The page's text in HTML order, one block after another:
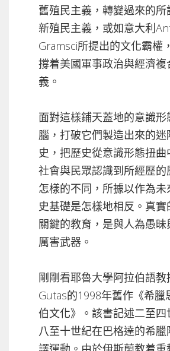
舊殖民主義，轉變過來的所
新殖民主義，或如意大利
Gramsci所提出的文化霸權
撐着美國軍事政治與經濟複
義。
面對這樣鋪天蓋地的意識
腦，打破它們製造出來的迷
史，把歷史從意識形態扭
社會與民眾認識到所經歷的
怎樣的不同，所據以作為未
史基礎是怎樣地相反。真實
關鍵的教育，是與人為愚昧
厲害武器。
剛剛看耶魯大學阿拉伯語教
Gutas的1998年舊作《希臘
伯文化》。該書記述二至四
八至十世紀在巴格達的希臘